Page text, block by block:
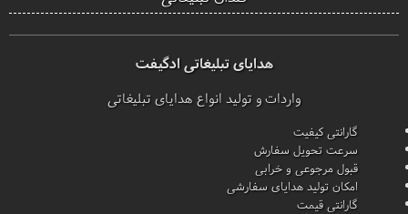
هدایای تبلیغاتی ادگیفت
واردات و تولید انواع هدایای تبلیغاتی
گارانتی کیفیت
سرعت تحویل سفارش
قبول مرجوعی و خرابی
امکان تولید هدایای سفارشی
گارانتی قیمت